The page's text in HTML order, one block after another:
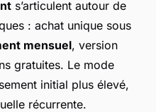
s’articulent autour de
: achat unique sous
mensuel, version
gratuites. Le mode
initial plus élevé,
récurrente.